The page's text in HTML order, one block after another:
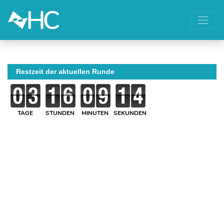
Restzeit der aktuellen Runde
TAGE STUNDEN MINUTEN SEKUNDEN